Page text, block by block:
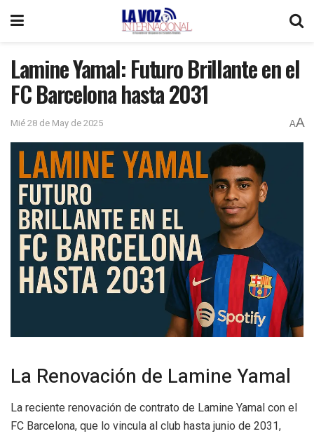
Lamine Yamal: Futuro Brillante en el
FC Barcelona hasta 2031
Mié 28 de May de 2025 AA
La Renovación de Lamine Yamal
La reciente renovación de contrato de Lamine Yamal con el
FC Barcelona, que lo vincula al club hasta junio de 2031,